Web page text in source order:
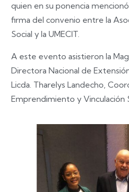
quien en su ponencia
firma del convenio entre la
Social y la UMECIT.
A este evento asistieron la
Directora Nacional de
Licda. Tharelys Landecho,
Emprendimiento y Vinculación